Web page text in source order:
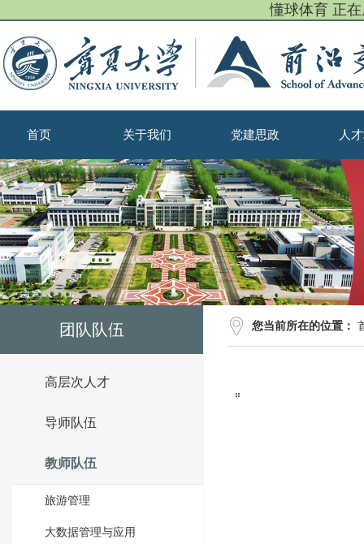
懂球体育 正
首页 关于我们 党建思政 人
团队队伍
高层次人才
导师队伍
教师队伍
旅游管理
大数据管理与应用
您当前所在的位置：